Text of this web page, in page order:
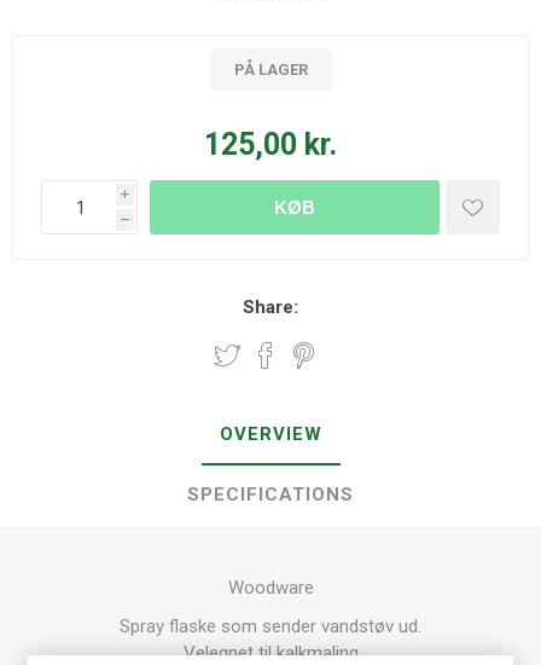
PÅ LAGER
125,00 kr.
i
h
KØB
Share:
OVERVIEW
SPECIFICATIONS
Woodware
Spray flaske som sender vandstøv ud.
Velegnet til kalkmaling